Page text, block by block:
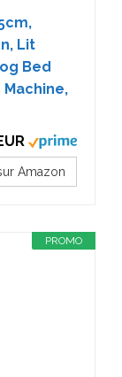
Lit
Bed
Amazon
PROMO